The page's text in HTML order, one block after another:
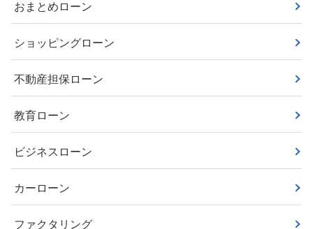
おまとめローン
ショッピングローン
不動産担保ローン
教育ローン
ビジネスローン
カーローン
ファクタリング